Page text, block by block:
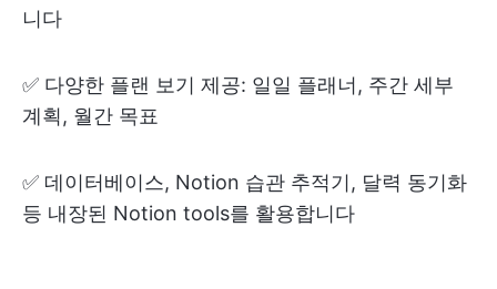
니다
✅ 다양한 플랜 보기 제공: 일일 플래너, 주간 세부
계획, 월간 목표
✅ 데이터베이스, Notion 습관 추적기, 달력 동기화
등 내장된 Notion tools를 활용합니다